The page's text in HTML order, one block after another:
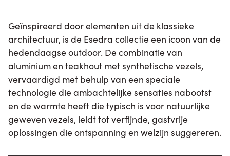
Geïnspireerd door elementen uit de klassieke
architectuur, is de Esedra collectie een icoon van de
hedendaagse outdoor. De combinatie van
aluminium en teakhout met synthetische vezels,
vervaardigd met behulp van een speciale
technologie die ambachtelijke sensaties nabootst
en de warmte heeft die typisch is voor natuurlijke
geweven vezels, leidt tot verfijnde, gastvrije
oplossingen die ontspanning en welzijn suggereren.